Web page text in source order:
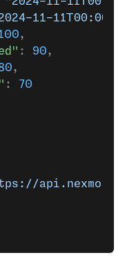
11-
,
: 90,
,
: 70
api.nexmo.com/